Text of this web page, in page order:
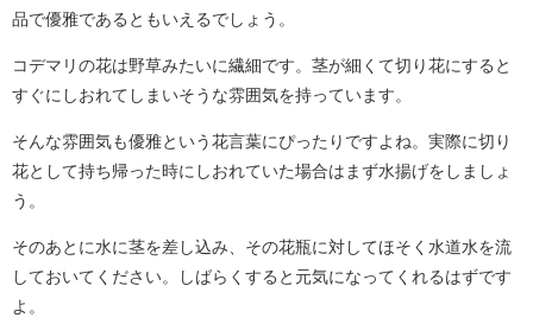
品で優雅であるともいえるでしょう。
コデマリの花は野草みたいに繊細です。茎が細くて切り花にすると
すぐにしおれてしまいそうな雰囲気を持っています。
そんな雰囲気も優雅という花言葉にぴったりですよね。実際に切り
花として持ち帰った時にしおれていた場合はまず水揚げをしましょ
う。
そのあとに水に茎を差し込み、その花瓶に対してほそく水道水を流
しておいてください。しばらくすると元気になってくれるはずです
よ。